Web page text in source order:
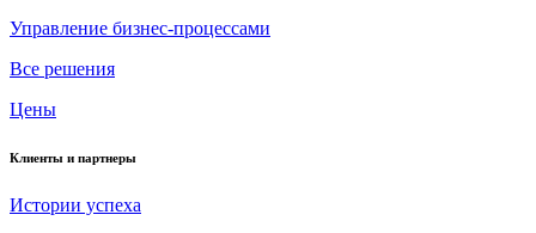
Управление бизнес-процессами
Все решения
Цены
Клиенты и партнеры
Истории успеха